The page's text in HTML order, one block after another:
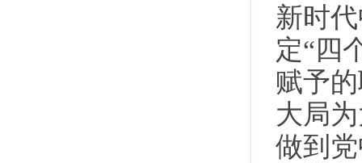
新时
定“四
赋予
大局
做到